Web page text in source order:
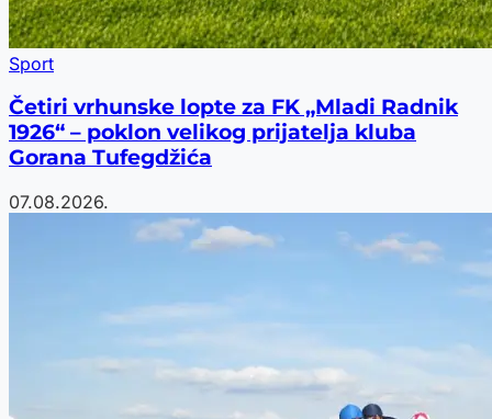
Sport
Četiri vrhunske lopte za FK „Mladi Radnik
1926“ – poklon velikog prijatelja kluba
Gorana Tufegdžića
07.08.2026.